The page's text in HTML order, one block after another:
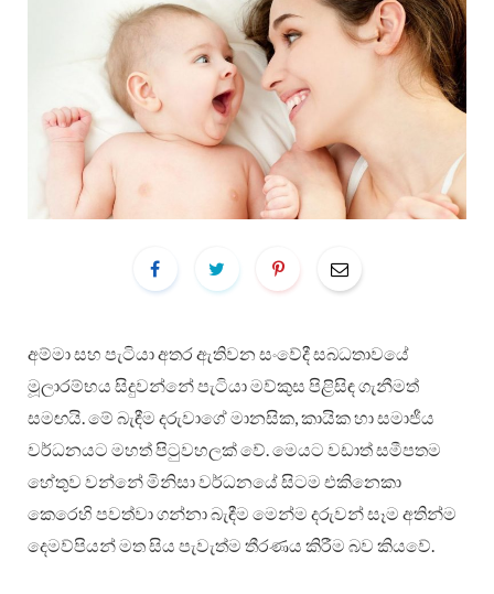
අම්මා සහ පැටියා අතර ඇතිවන සංවේදී සබධතාවයේ
මූලාරම්භය සිදුවන්නේ පැටියා මව්කුස පිළිසිඳ ගැනීමත්
සමඟයි. මේ බැඳීම දරුවාගේ මානසික, කායික හා සමාජීය
වර්ධනයට මහත් පිටුවහලක් වේ. මෙයට වඩාත් සමීපතම
හේතුව වන්නේ මිනිසා වර්ධනයේ සිටම එකිනෙකා
කෙරෙහි පවත්වා ගන්නා බැඳීම මෙන්ම දරුවන් සෑම අතින්ම
දෙමව්පියන් මත සිය පැවැත්ම තීරණය කිරීම බව කියවේ.